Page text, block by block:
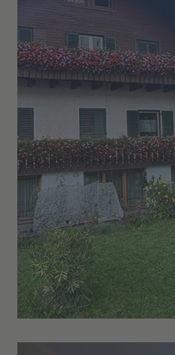
Voll
Kühlschrank,
und Pfannen
Balkon in allen
auf Wiesen, Felder
Olanger Berge
SAT-TV und WLAN
Gefliester Boden
Haustiere